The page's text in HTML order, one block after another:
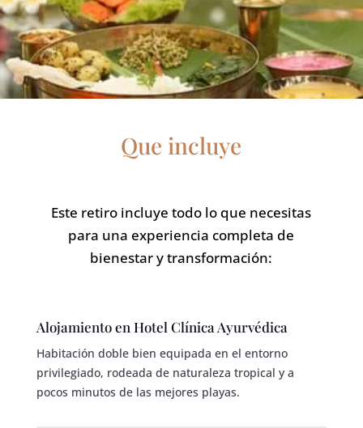
Que incluye
Este retiro incluye todo lo que necesitas
para una experiencia completa de
bienestar y transformación:
Alojamiento en Hotel Clínica Ayurvédica
Habitación doble bien equipada en el entorno
privilegiado, rodeada de naturaleza tropical y a
pocos minutos de las mejores playas.